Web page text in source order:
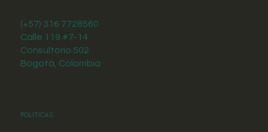
(+57) 316 7728560
Calle 119 #7-14
Consultorio 502
Bogotá, Colombia
Políticas